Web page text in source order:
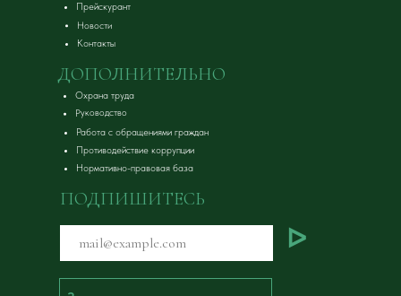
Прейскурант
Новости
Контакты
Охрана труда
Руководство
Работа с обращениями граждан
ДОПОЛНИТЕЛЬНО
Противодействие коррупции
Нормативно-правовая база
ПОДПИШИТЕСЬ
ᐅ